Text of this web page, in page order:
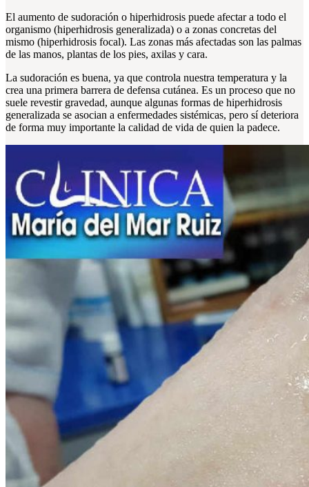
El aumento de sudoración o hiperhidrosis puede afectar a todo el
organismo (hiperhidrosis generalizada) o a zonas concretas del
mismo (hiperhidrosis focal). Las zonas más afectadas son las palmas
de las manos, plantas de los pies, axilas y cara.
La sudoración es buena, ya que controla nuestra temperatura y la
crea una primera barrera de defensa cutánea. Es un proceso que no
suele revestir gravedad, aunque algunas formas de hiperhidrosis
generalizada se asocian a enfermedades sistémicas, pero sí deteriora
de forma muy importante la calidad de vida de quien la padece.